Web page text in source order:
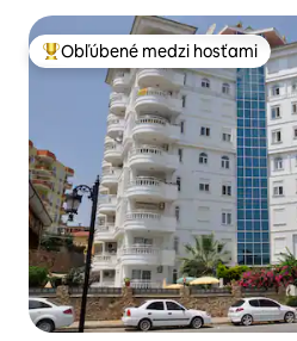
Najobľúbenejšie medzi hosťami
Obľúbené medzi hosťami